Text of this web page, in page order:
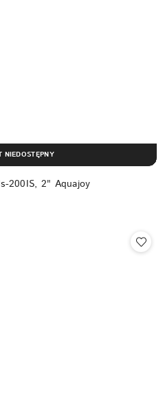
200IS, 2" Aquajoy
NIEDOSTĘPNY